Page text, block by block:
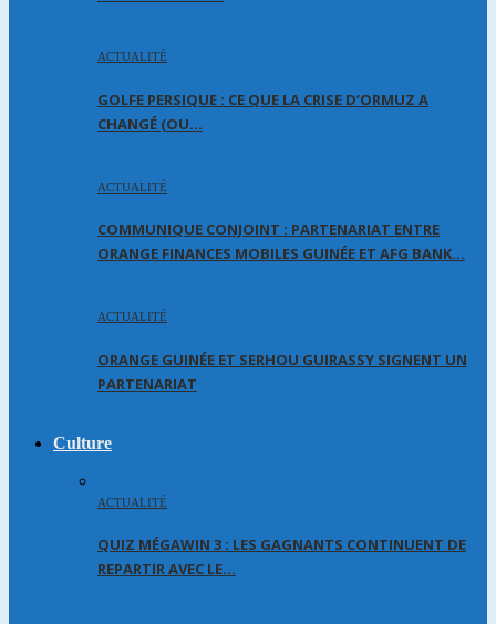
ACTUALITÉ
GOLFE PERSIQUE : CE QUE LA CRISE D’ORMUZ A
CHANGÉ (OU…
ACTUALITÉ
COMMUNIQUE CONJOINT : PARTENARIAT ENTRE
ORANGE FINANCES MOBILES GUINÉE ET AFG BANK…
ACTUALITÉ
ORANGE GUINÉE ET SERHOU GUIRASSY SIGNENT UN
PARTENARIAT
Culture
ACTUALITÉ
QUIZ MÉGAWIN 3 : LES GAGNANTS CONTINUENT DE
REPARTIR AVEC LE…